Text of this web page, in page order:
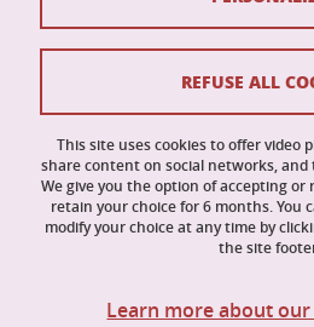
This site uses cookies to offer video
share content on social networks, and
We give you the option of accepting or
retain your choice for 6 months. You
modify your choice at any time by
the site
Learn more about
REFUSE ALL
Contacts
Legal Informations
Personal data
Cookies